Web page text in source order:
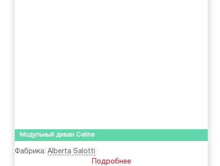
Модульный диван Celine
Фабрика: Alberta Salotti
Подробнее